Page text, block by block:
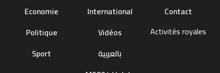
Economie
Politique
Sport
International
Vidéos
بالعربية
Contact
Activités royales